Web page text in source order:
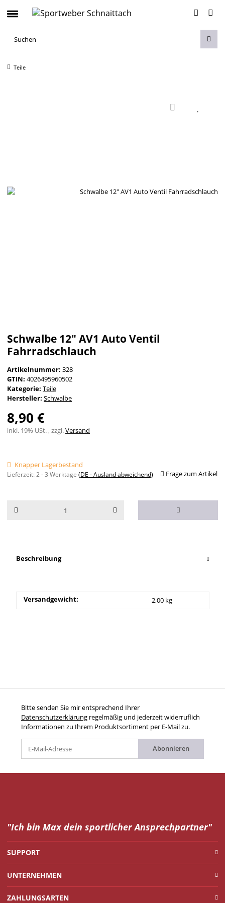
Teile
Schwalbe 12" AV1 Auto Ventil
Fahrradschlauch
Artikelnummer: 328
GTIN: 4026495960502
Kategorie: Teile
Hersteller: Schwalbe
8,90 €
inkl. 19% USt. , zzgl.Versand
Knapper Lagerbestand
Lieferzeit:2 - 3 Werktage (DE - Ausland abweichend) Frage zum Artikel
Beschreibung
Versandgewicht: 2,00 kg
Bitte senden Sie mir entsprechend Ihrer
Datenschutzerklärung regelmäßig und jederzeit widerruflich
Informationen zu Ihrem Produktsortiment per E-Mail zu.
Abonnieren
"Ich bin Max dein sportlicher Ansprechpartner"
SUPPORT
UNTERNEHMEN
ZAHLUNGSARTEN